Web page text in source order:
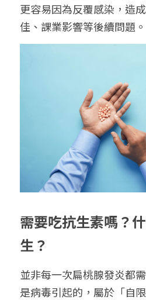
更容易因為反覆感染，造
佳、課業影響等後續問題。
需要吃抗生素嗎？
生？
並非每一次扁桃腺發炎都
是病毒引起的，屬於「自